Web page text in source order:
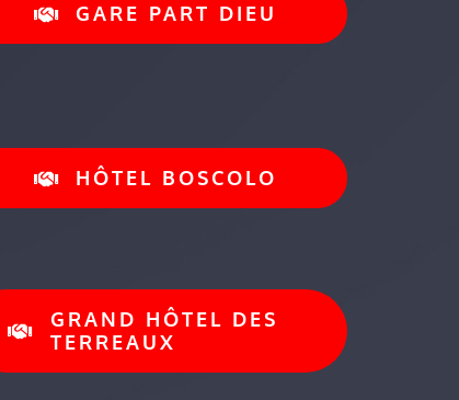
GARE PART DIEU
HÔTEL BOSCOLO
GRAND HÔTEL DES
TERREAUX